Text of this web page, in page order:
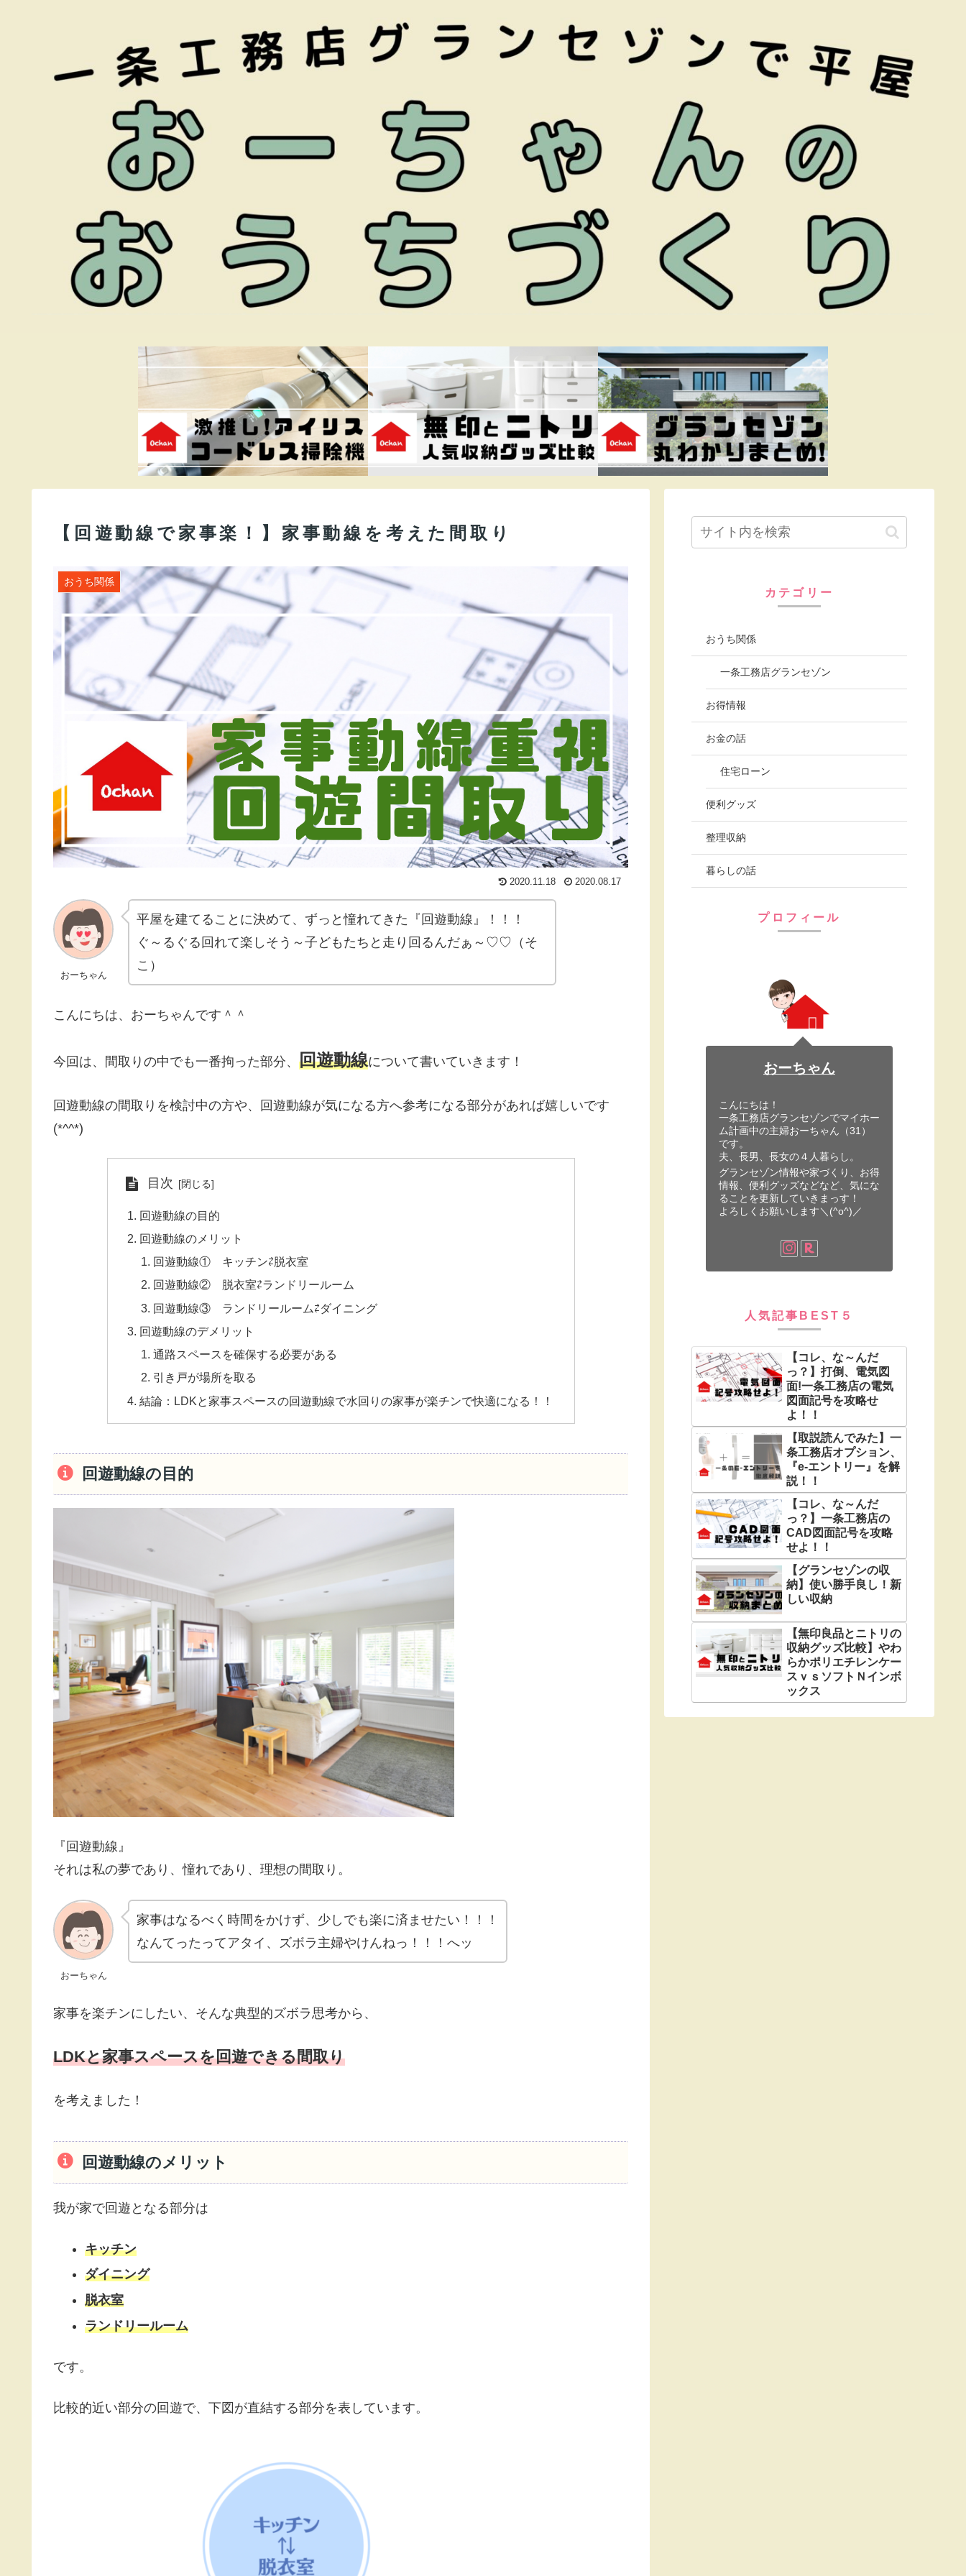
【回遊動線で家事楽！】家事動線を考えた間取り
おうち関係
2020.11.18 2020.08.17
おーちゃん
平屋を建てることに決めて、ずっと憧れてきた『回遊動線』！！！
ぐ～るぐる回れて楽しそう～子どもたちと走り回るんだぁ～♡♡（そ
こ）
こんにちは、おーちゃんです＾＾
今回は、間取りの中でも一番拘った部分、 回遊動線について書いていきます！
回遊動線の間取りを検討中の方や、回遊動線が気になる方へ参考になる部分があれば嬉しいです
(*^^*)
目次
回遊動線の目的
回遊動線のメリット
回遊動線① キッチン⇄脱衣室
回遊動線② 脱衣室⇄ランドリールーム
回遊動線③ ランドリールーム⇄ダイニング
回遊動線のデメリット
通路スペースを確保する必要がある
引き戸が場所を取る
結論：LDKと家事スペースの回遊動線で水回りの家事が楽チンで快適になる！！
回遊動線の目的
『回遊動線』
それは私の夢であり、憧れであり、理想の間取り。
おーちゃん
家事はなるべく時間をかけず、少しでも楽に済ませたい！！！
なんてったってアタイ、ズボラ主婦やけんねっ！！！へッ
家事を楽チンにしたい、そんな典型的ズボラ思考から、
LDKと家事スペースを回遊できる間取り
を考えました！
回遊動線のメリット
我が家で回遊となる部分は
キッチン
ダイニング
脱衣室
ランドリールーム
です。
比較的近い部分の回遊で、下図が直結する部分を表しています。
カテゴリー
おうち関係
一条工務店グランセゾン
お得情報
お金の話
住宅ローン
便利グッズ
整理収納
暮らしの話
プロフィール
おーちゃん
こんにちは！
一条工務店グランセゾンでマイホー
ム計画中の主婦おーちゃん（31）
です。
夫、長男、長女の４人暮らし。
グランセゾン情報や家づくり、お得
情報、便利グッズなどなど、気にな
ることを更新していきまっす！
よろしくお願いします＼(^o^)／
人気記事BEST５
【コレ、な～んだ
っ？】打倒、電気図
面!一条工務店の電気
図面記号を攻略せ
よ！！
【取説読んでみた】一
条工務店オプション、
『e-エントリー』を解
説！！
【コレ、な～んだ
っ？】一条工務店の
CAD図面記号を攻略
せよ！！
【グランセゾンの収
納】使い勝手良し！新
しい収納
【無印良品とニトリの
収納グッズ比較】やわ
らかポリエチレンケー
スｖｓソフトＮインボ
ックス